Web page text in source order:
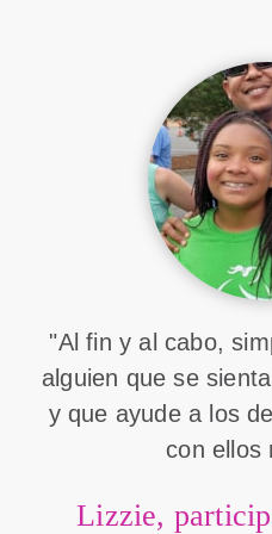
"Al fin y al cabo,
alguien que se
y que ayude a los
con ellos
Lizzie,